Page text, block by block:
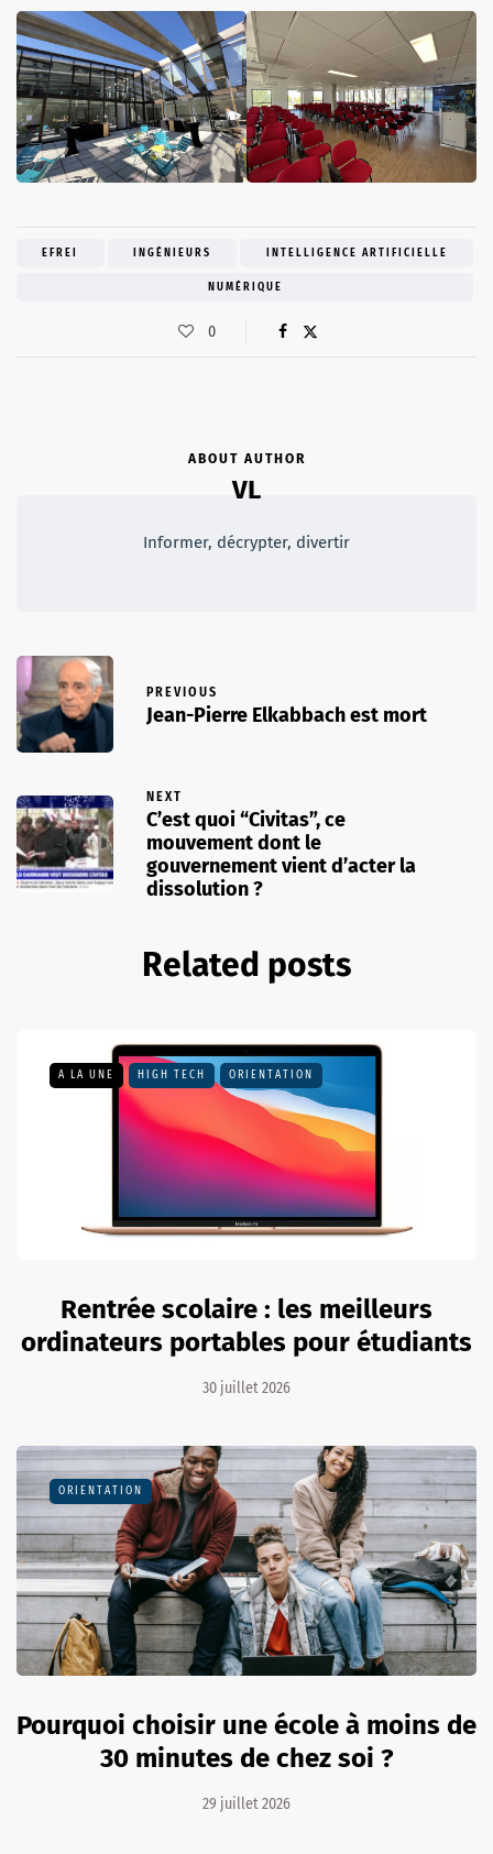
EFREI INGÉNIEURS INTELLIGENCE ARTIFICIELLE
NUMÉRIQUE
0
ABOUT AUTHOR
VL
Informer, décrypter, divertir
PREVIOUS
Jean-Pierre Elkabbach est mort
NEXT
C’est quoi “Civitas”, ce
mouvement dont le
gouvernement vient d’acter la
dissolution ?
Related posts
A LA UNE HIGH TECH ORIENTATION
Rentrée scolaire : les meilleurs
ordinateurs portables pour étudiants
30 juillet 2026
ORIENTATION
Pourquoi choisir une école à moins de
30 minutes de chez soi ?
29 juillet 2026